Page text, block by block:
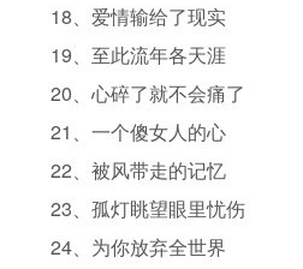
18、爱情输给了现实
19、至此流年各天涯
20、心碎了就不会痛了
21、一个傻女人的心
22、被风带走的记忆
23、孤灯眺望眼里忧伤
24、为你放弃全世界